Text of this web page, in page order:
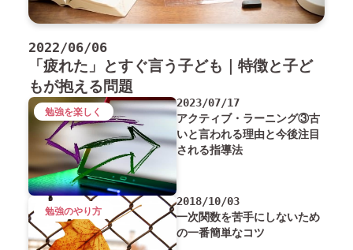
2022/06/06
「疲れた」とすぐ言う子ども｜特徴と子ど
もが抱える問題
2023/07/17
アクティブ・ラーニング③古
いと言われる理由と今後注目
される指導法
勉強を楽しく
2018/10/03
一次関数を苦手にしないため
の一番簡単なコツ
勉強のやり方